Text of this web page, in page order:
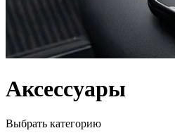
Аксессуары
Выбрать категорию